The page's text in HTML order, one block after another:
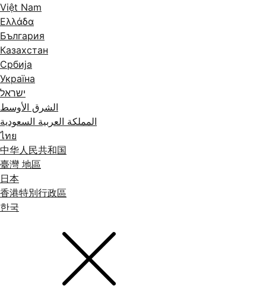
Việt Nam
Ελλάδα
България
Казахстан
Србија
Україна
ישראל
الشرق الأوسط
المملكة العربية السعودية
ไทย
中华人民共和国
臺灣 地區
日本
香港特別行政區
한국